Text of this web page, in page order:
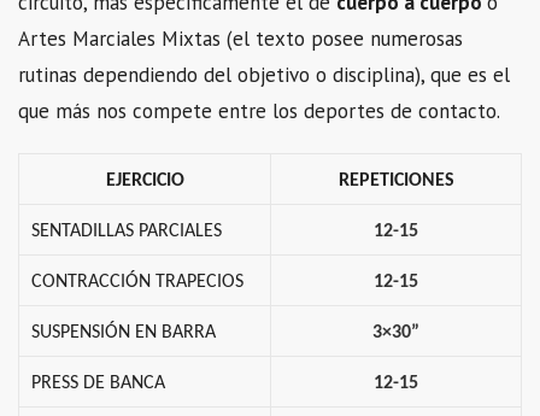
Artes Marciales Mixtas (el texto posee numerosas
rutinas dependiendo del objetivo o disciplina), que es el
que más nos compete entre los deportes de contacto.
EJERCICIO REPETICIONES
SENTADILLAS PARCIALES 12-15
CONTRACCIÓN TRAPECIOS 12-15
SUSPENSIÓN EN BARRA 3×30”
PRESS DE BANCA 12-15